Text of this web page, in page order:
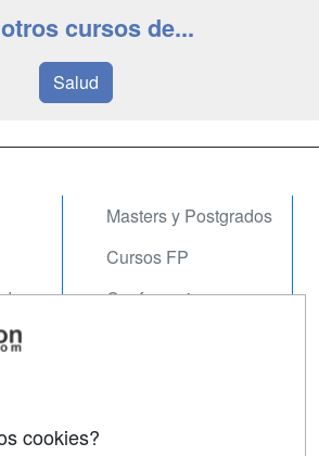
cursos de...
Salud
Masters y Postgrados
Cursos FP
Conferencias
cookies?